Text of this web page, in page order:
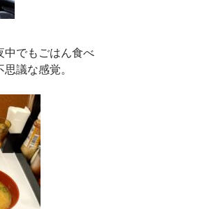
中でもごはん食べ
議な感覚。